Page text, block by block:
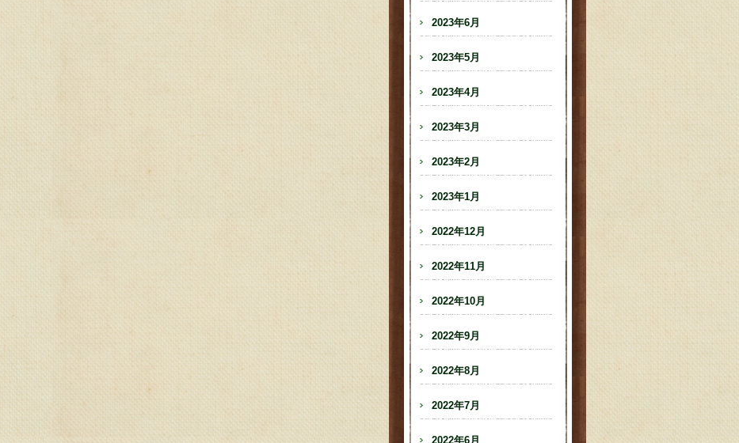
2023年6月
2023年5月
2023年4月
2023年3月
2023年2月
2023年1月
2022年12月
2022年11月
2022年10月
2022年9月
2022年8月
2022年7月
2022年6月